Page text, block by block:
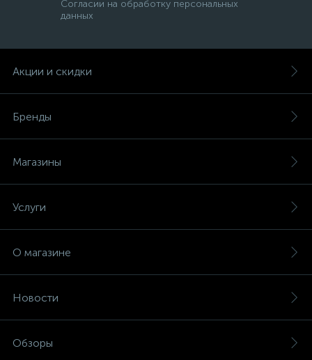
Согласии на обработку персональных
данных
Акции и скидки
Бренды
Магазины
Услуги
О магазине
Новости
Обзоры